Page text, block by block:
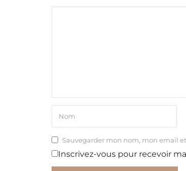
Sauvegarder mon nom, mon email
Inscrivez-vous pour recevoir